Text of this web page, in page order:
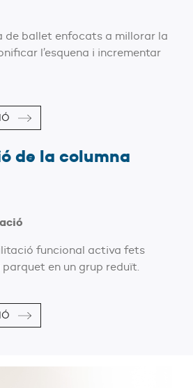
de ballet enfocats a millorar la
l’esquena i incrementar
de la columna
funcional activa fets
en un grup reduït.